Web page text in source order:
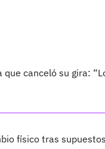
canceló su gira:
físico tras